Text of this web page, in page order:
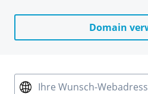
Domain
Ihre Wunsch-